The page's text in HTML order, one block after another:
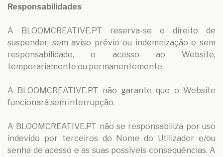
Responsabilidades
A BLOOMCREATIVE.PT reserva-se o direito de
suspender, sem aviso prévio ou indemnização e sem
responsabilidade, o acesso ao Website,
temporariamente ou permanentemente.
A BLOOMCREATIVE.PT não garante que o Website
funcionará sem interrupção.
A BLOOMCREATIVE.PT não se responsabiliza por uso
indevido por terceiros do Nome do Utilizador e/ou
senha de acesso e as suas possíveis consequências. A